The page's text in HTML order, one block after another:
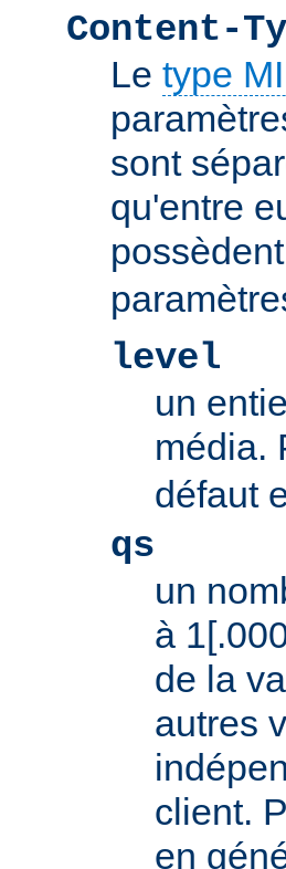
Content-
Le type
sont
qu'entre
level
un
média.
défaut
qs
un
à
de la
autres
client.
en